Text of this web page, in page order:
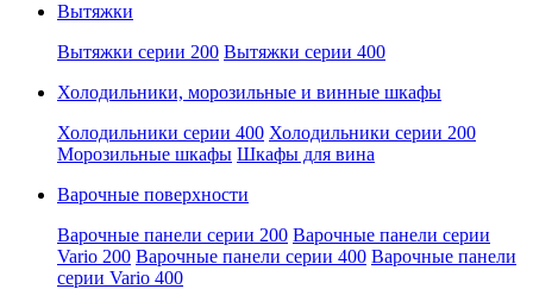
Вытяжки
Вытяжки серии 200 Вытяжки серии 400
Холодильники, морозильные и винные шкафы
Холодильники серии 400 Холодильники серии 200
Морозильные шкафы Шкафы для вина
Варочные поверхности
Варочные панели серии 200 Варочные панели серии
Vario 200 Варочные панели серии 400 Варочные панели
серии Vario 400